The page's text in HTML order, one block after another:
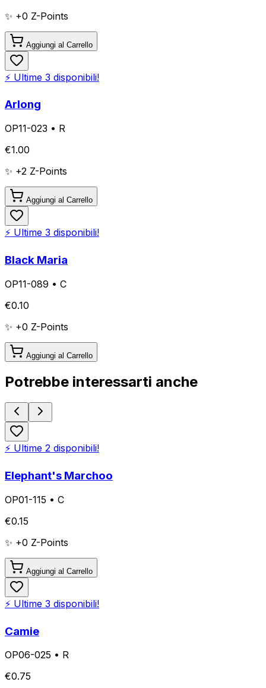
✨ +0 Z-Points
Aggiungi al Carrello
⚡ Ultime 3 disponibili!
Arlong
OP11-023 • R
€1.00
✨ +2 Z-Points
Aggiungi al Carrello
⚡ Ultime 3 disponibili!
Black Maria
OP11-089 • C
€0.10
✨ +0 Z-Points
Aggiungi al Carrello
Potrebbe interessarti anche
⚡ Ultime 2 disponibili!
Elephant's Marchoo
OP01-115 • C
€0.15
✨ +0 Z-Points
Aggiungi al Carrello
⚡ Ultime 3 disponibili!
Camie
OP06-025 • R
€0.75